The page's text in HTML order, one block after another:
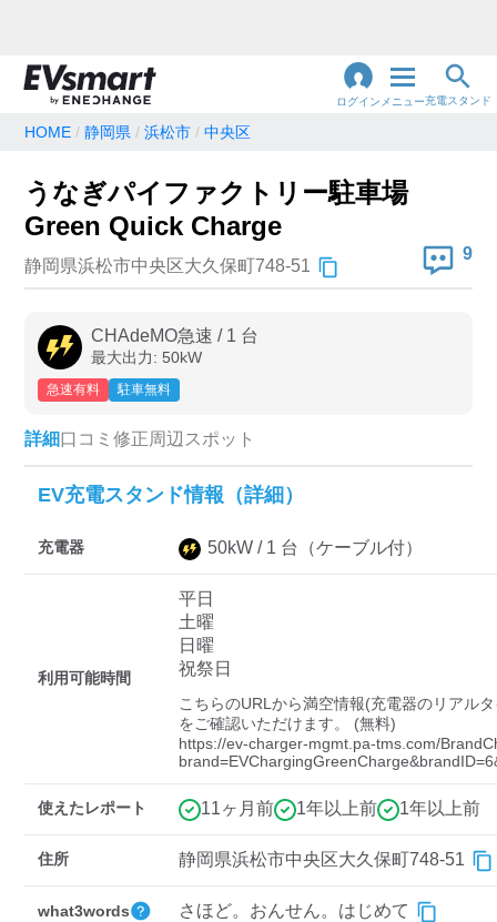
ログイン メニュー充電スタンド
地名・観光スポット・住所で検索
急速充電器のみ表示
高速道路上のみ表示
認証システム
EV充電エネチェンジ e-Mobility Power
三菱ディーラーを表示
トヨタディーラーを表
示
車種
HOME 静岡県 浜松市 中央区
うなぎパイファクトリー駐車場
Green Quick Charge
静岡県浜松市中央区大久保町748-51
9
CHAdeMO急速 / 1 台
最大出力: 50kW
急速有料 駐車無料
詳細口コミ 修正周辺スポット
EV充電スタンド情報（詳細）
充電器 50kW / 1 台 （ケーブル付）
利用可能時間
平日
土曜
日曜
祝祭日
こちらのURLから満空情報(充電器のリアル
をご確認いただけます。 (無料)
https://ev-charger-mgmt.pa-tms.com/
使えたレポート 11ヶ月前 1年以上前 1年以上前
住所 静岡県浜松市中央区大久保町748-51
what3words さほど。おんせん。はじめて